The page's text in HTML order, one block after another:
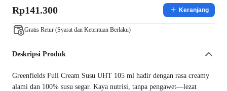
Rp141.300 Keranjang
Gratis Retur (Syarat dan Ketentuan Berlaku)
Deskripsi Produk
Greenfields Full Cream Susu UHT 105 ml hadir dengan rasa creamy
alami dan 100% susu segar. Kaya nutrisi, tanpa pengawet—lezat